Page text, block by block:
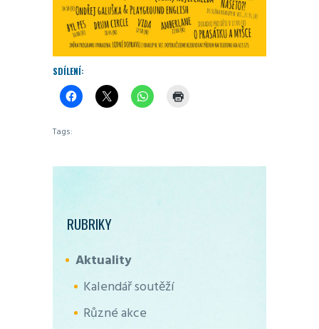
SDÍLENÍ:
Tags:
RUBRIKY
Aktuality
Kalendář soutěží
Různé akce